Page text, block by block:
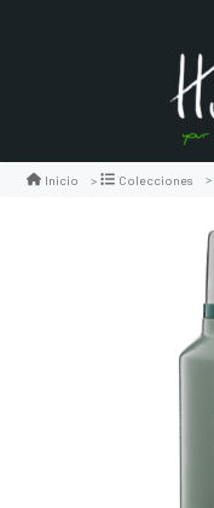
Inicio Colecciones